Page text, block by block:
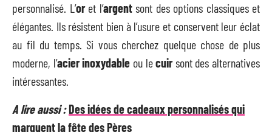
personnalisé. L’oret l’argentsont des options classiques et
élégantes. Ils résistent bien à l’usure et conservent leur éclat
au fil du temps. Si vous cherchez quelque chose de plus
moderne, l’acier inoxydable ou lecuirsont des alternatives
intéressantes.
A lire aussi :Des idées de cadeaux personnalisés qui
marquent la fête des Pères